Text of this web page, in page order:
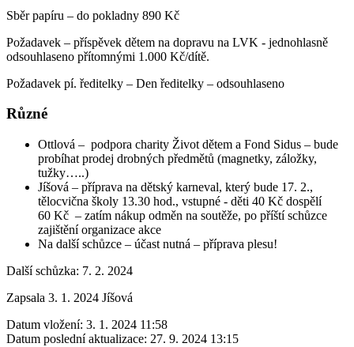
Sběr papíru – do pokladny 890 Kč
Požadavek – příspěvek dětem na dopravu na LVK - jednohlasně
odsouhlaseno přítomnými 1.000 Kč/dítě.
Požadavek pí. ředitelky – Den ředitelky – odsouhlaseno
Různé
Ottlová – podpora charity Život dětem a Fond Sidus – bude
probíhat prodej drobných předmětů (magnetky, záložky,
tužky…..)
Jíšová – příprava na dětský karneval, který bude 17. 2.,
tělocvična školy 13.30 hod., vstupné - děti 40 Kč dospělí
60 Kč – zatím nákup odměn na soutěže, po příští schůzce
zajištění organizace akce
Na další schůzce – účast nutná – příprava plesu!
Další schůzka: 7. 2. 2024
Zapsala 3. 1. 2024 Jíšová
Datum vložení: 3. 1. 2024 11:58
Datum poslední aktualizace: 27. 9. 2024 13:15